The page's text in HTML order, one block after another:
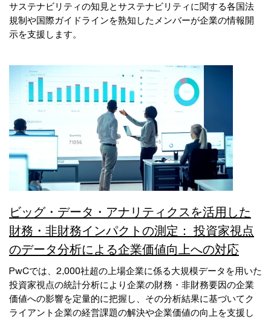
サステナビリティの知見とサステナビリティに関する各国法
規制や国際ガイドラインを熟知したメンバーが企業の情報開
示を支援します。
ビッグ・データ・アナリティクスを活用した
財務・非財務インパクトの測定： 投資家視点
のデータ分析による企業価値向上への対応
PwCでは、2,000社超の上場企業に係る大規模データを用いた
投資家視点の統計分析により企業の財務・非財務要因の企業
価値への影響を定量的に把握し、その分析結果に基づいてク
ライアント企業の経営課題の解決や企業価値の向上を支援し